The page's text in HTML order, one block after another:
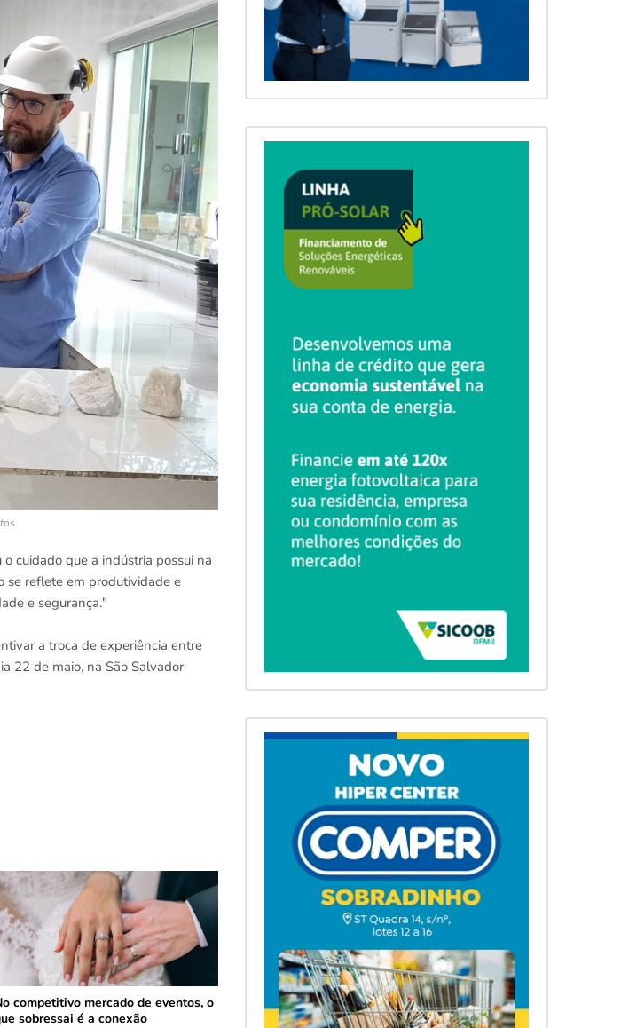
cuidado que a indústria possui na
se reflete em produtividade e
e segurança."
a troca de experiência entre
22 de maio, na São Salvador
competitivo mercado de eventos, o
sobressai é a conexão